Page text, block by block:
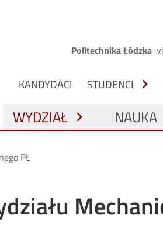
Górne menu
Politechnika Łódzka
NAWIGACJA Z PODZIAŁEM NA
KANDYDACI STUDENCI chevron_right
GŁÓWNA NAWIGACJA
WYDZIAŁ chevron_right NAUKA
PŁ